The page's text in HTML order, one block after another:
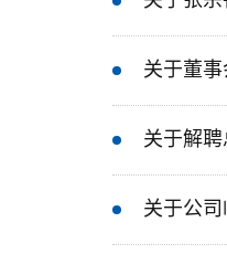
关于董
关于解
关于公